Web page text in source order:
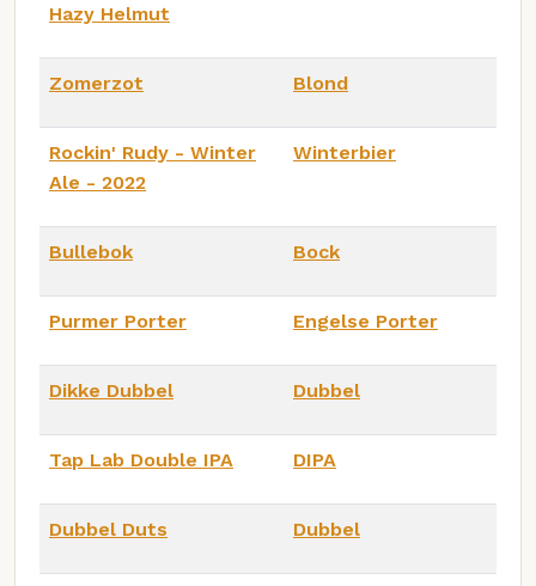
Hazy Helmut
Zomerzot Blond
Rockin' Rudy - Winter
Ale - 2022
Winterbier
Bullebok Bock
Purmer Porter Engelse Porter
Dikke Dubbel Dubbel
Tap Lab Double IPA DIPA
Dubbel Duts Dubbel